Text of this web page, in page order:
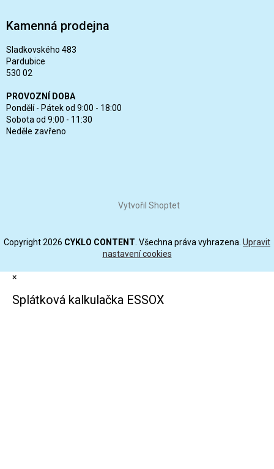
Kamenná prodejna
Sladkovského 483
Pardubice
530 02
PROVOZNÍ DOBA
Pondělí - Pátek od 9:00 - 18:00
Sobota od 9:00 - 11:30
Neděle zavřeno
Vytvořil Shoptet
Copyright 2026 CYKLO CONTENT . Všechna práva vyhrazena. Upravit
nastavení cookies
×
Splátková kalkulačka ESSOX